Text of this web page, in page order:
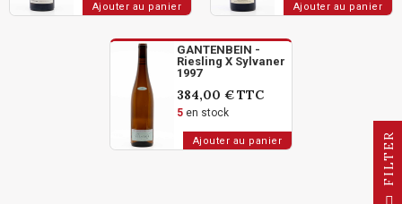
Ajouter au panier Ajouter au panier
GANTENBEIN -
Riesling X Sylvaner
1997
384,00 €TTC
5en stock
Ajouter au panier R